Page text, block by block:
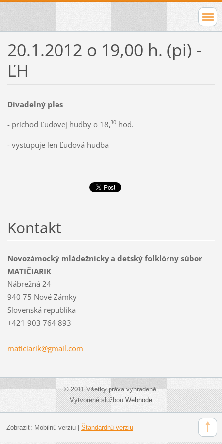
20.1.2012 o 19,00 h. (pi) -
ĽH
Divadelný ples
- príchod Ľudovej hudby o 18,30hod.
- vystupuje len Ľudová hudba
Kontakt
Novozámocký mládežnícky a detský folklórny súbor
MATIČIARIK
Nábrežná 24
940 75 Nové Zámky
Slovenská republika
+421 903 764 893
maticiarik@gmail.com
© 2011 Všetky práva vyhradené.
Vytvorené službouWebnode
Zobraziť: Mobilnú verziu| Štandardnú verziu